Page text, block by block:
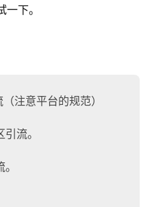
下。
注意平台的规范）
流。